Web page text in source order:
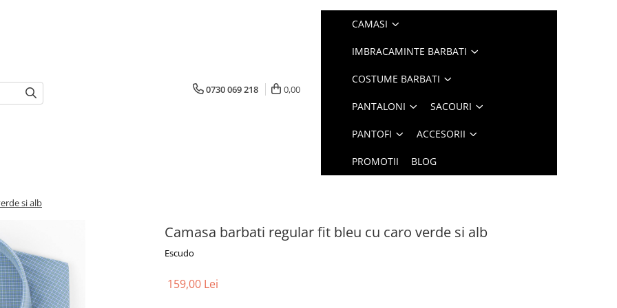
0730 069 218 0,00
CAMASI
IMBRACAMINTE BARBATI
COSTUME BARBATI
PANTALONI SACOURI
PANTOFI ACCESORII
PROMOTII BLOG
si alb
Camasa barbati regular fit bleu cu caro verde si alb
Escudo
159,00 Lei